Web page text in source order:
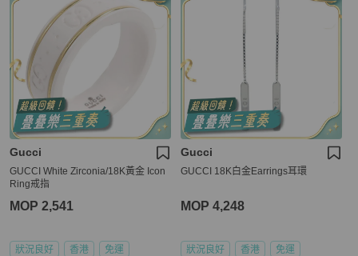
Gucci
GUCCI White Zirconia/18K黃金 Icon
Ring戒指
MOP 2,541
狀況良好 香港 免運
Gucci
GUCCI 18K白金Earrings耳環
MOP 4,248
狀況良好 香港 免運